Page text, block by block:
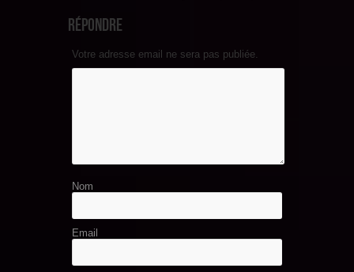
Répondre
Votre adresse email ne sera pas publiée.
Nom
Email